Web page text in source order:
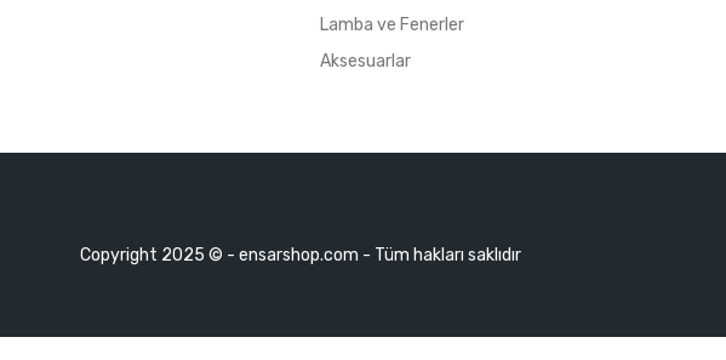
Lamba ve Fenerler
Aksesuarlar
Copyright 2025 © - ensarshop.com - Tüm hakları saklıdır